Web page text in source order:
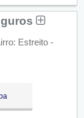
Estreito -